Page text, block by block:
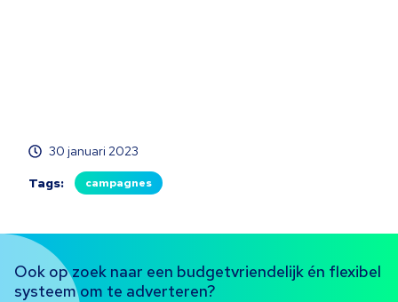
30 januari 2023
Tags:
campagnes
Ook op zoek naar een budgetvriendelijk én flexibel
systeem om te adverteren?